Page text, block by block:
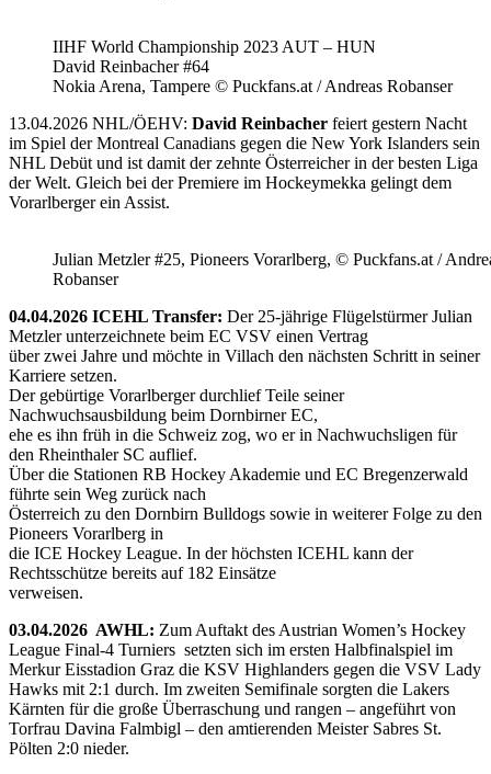
IIHF World Championship 2023 AUT – HUN
David Reinbacher #64
Nokia Arena, Tampere © Puckfans.at / Andreas Robanser
13.04.2026 NHL/ÖEHV: David Reinbacher feiert gestern Nacht
im Spiel der Montreal Canadians gegen die New York Islanders sein
NHL Debüt und ist damit der zehnte Österreicher in der besten Liga
der Welt. Gleich bei der Premiere im Hockeymekka gelingt dem
Vorarlberger ein Assist.
Julian Metzler #25, Pioneers Vorarlberg, © Puckfans.at /
Robanser
04.04.2026 ICEHL Transfer: Der 25-jährige Flügelstürmer Julian
Metzler unterzeichnete beim EC VSV einen Vertrag
über zwei Jahre und möchte in Villach den nächsten Schritt in seiner
Karriere setzen.
Der gebürtige Vorarlberger durchlief Teile seiner
Nachwuchsausbildung beim Dornbirner EC,
ehe es ihn früh in die Schweiz zog, wo er in Nachwuchsligen für
den Rheinthaler SC auflief.
Über die Stationen RB Hockey Akademie und EC Bregenzerwald
führte sein Weg zurück nach
Österreich zu den Dornbirn Bulldogs sowie in weiterer Folge zu den
Pioneers Vorarlberg in
die ICE Hockey League. In der höchsten ICEHL kann der
Rechtsschütze bereits auf 182 Einsätze
verweisen.
03.04.2026 AWHL: Zum Auftakt des Austrian Women’s Hockey
League Final-4 Turniers setzten sich im ersten Halbfinalspiel im
Merkur Eisstadion Graz die KSV Highlanders gegen die VSV Lady
Hawks mit 2:1 durch. Im zweiten Semifinale sorgten die Lakers
Kärnten für die große Überraschung und rangen – angeführt von
Torfrau Davina Falmbigl – den amtierenden Meister Sabres St.
Pölten 2:0 nieder.